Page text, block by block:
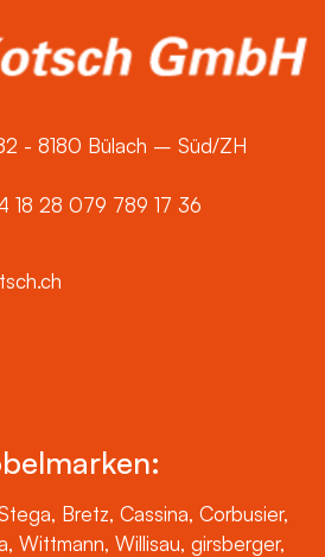
- 8180 Bülach – Süd/ZH
28 079 789 17 36
Bretz, Cassina, Corbusier,
Wittmann, Willisau, girsberger,